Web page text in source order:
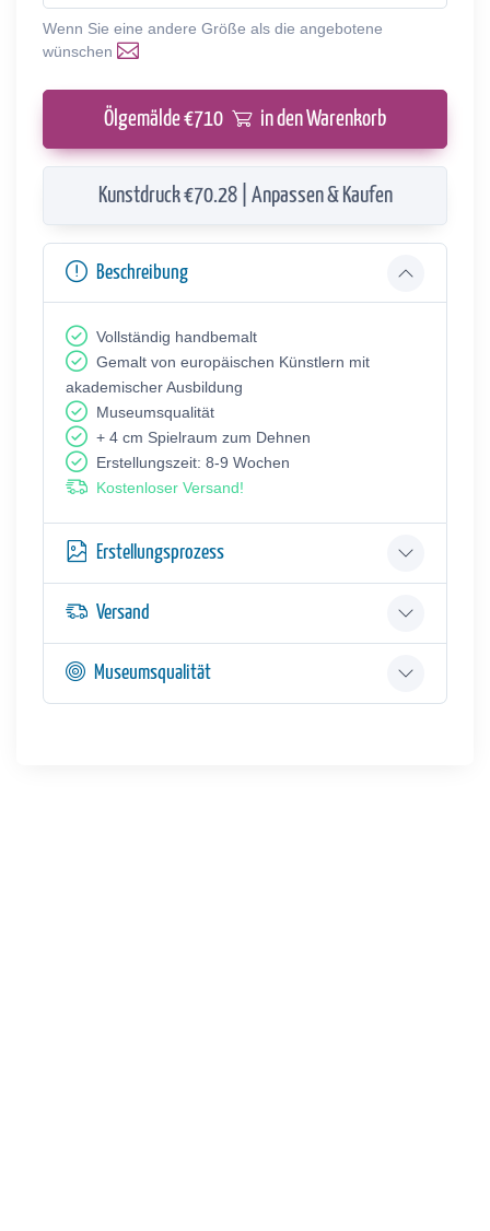
Wenn Sie eine andere Größe als die angebotene
wünschen
Ölgemälde €710 in den Warenkorb
Kunstdruck €70.28 | Anpassen & Kaufen
Beschreibung
Vollständig handbemalt
Gemalt von europäischen Künstlern mit
akademischer Ausbildung
Museumsqualität
+ 4 cm Spielraum zum Dehnen
Erstellungszeit: 8-9 Wochen
Kostenloser Versand!
Erstellungsprozess
Versand
Museumsqualität